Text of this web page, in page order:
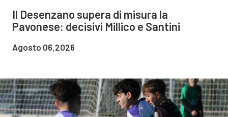
Il Desenzano supera di misura la
Pavonese: decisivi Millico e Santini
Agosto 06,2026